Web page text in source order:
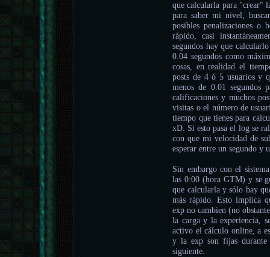
que calcularla para "crear"
para saber mi nivel,
posibles penalizaciones o
rápido, casi
segundos hay que
0.04 segundos como
cosas, en realidad el
posts de 4 ó 5 usuarios y
menos de 0.01 segundos
calificaciones y muchos
visitas o el número de
tiempo que tienes para
xD. Si esto pasa el log se
con que mi velocidad de
esperar entre un segundo y
Sin embargo con el
las 0:00 (hora GTM) y se
que calcularla y sólo hay
más rápido. Esto implica
exp no cambien (no
la carga y la experiencia,
activo el cálculo online, a
y la exp son fijas
siguiente.